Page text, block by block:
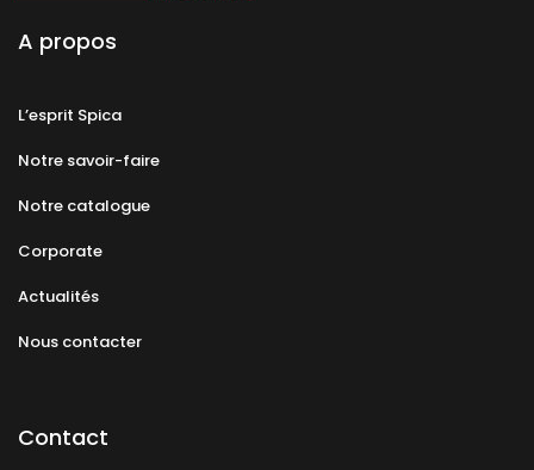
A propos
L’esprit Spica
Notre savoir-faire
Notre catalogue
Corporate
Actualités
Nous contacter
Contact